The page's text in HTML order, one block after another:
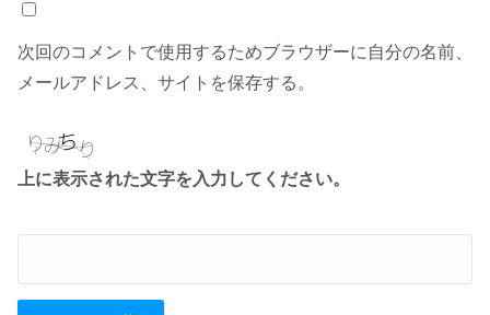
次回のコメントで使用するためブラウザーに自分の名前、
メールアドレス、サイトを保存する。
上に表示された文字を入力してください。